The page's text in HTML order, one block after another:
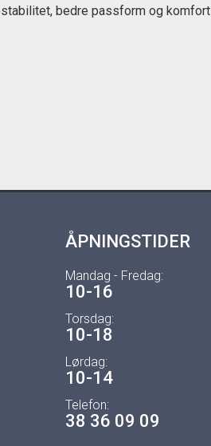
bedre passform og komfort
ÅPNINGSTIDER
Mandag - Fredag:
10-16
Torsdag:
10-18
Lørdag:
10-14
Telefon:
38 36 09 09